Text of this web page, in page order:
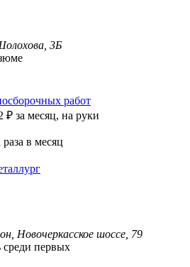
3Б
работ
₽ за месяц, на руки
в месяц
Новочеркасское шоссе, 79
среди первых